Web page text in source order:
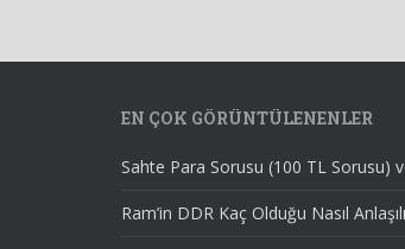
EN ÇOK GÖRÜNTÜLENENLER
Sahte Para Sorusu (100 TL Sorusu)
Ram’in DDR Kaç Olduğu Nasıl